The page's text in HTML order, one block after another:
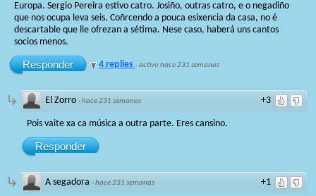
Europa. Sergio Pereira estivo catro. Josiño, outras catro, e o negadiño
que nos ocupa leva seis. Coñrcendo a pouca esixencia da casa, no é
descartable que lle ofrezan a sétima. Nese caso, haberá uns cantos
socios menos.
Responder 4 replies ·activo hace 231 semanas
+3
El Zorro ·hace 231 semanas
Pois vaite xa ca música a outra parte. Eres cansino.
Responder
+1
A segadora ·hace 231 semanas